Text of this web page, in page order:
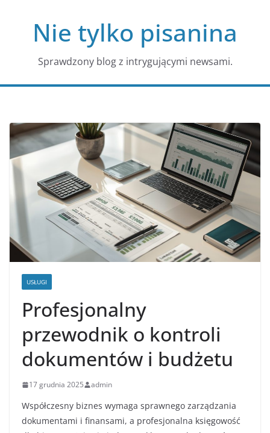
Nie tylko pisanina
Sprawdzony blog z intrygującymi newsami.
USŁUGI
Profesjonalny
przewodnik o kontroli
dokumentów i budżetu
17 grudnia 2025 admin
Współczesny biznes wymaga sprawnego zarządzania
dokumentami i finansami, a profesjonalna księgowość